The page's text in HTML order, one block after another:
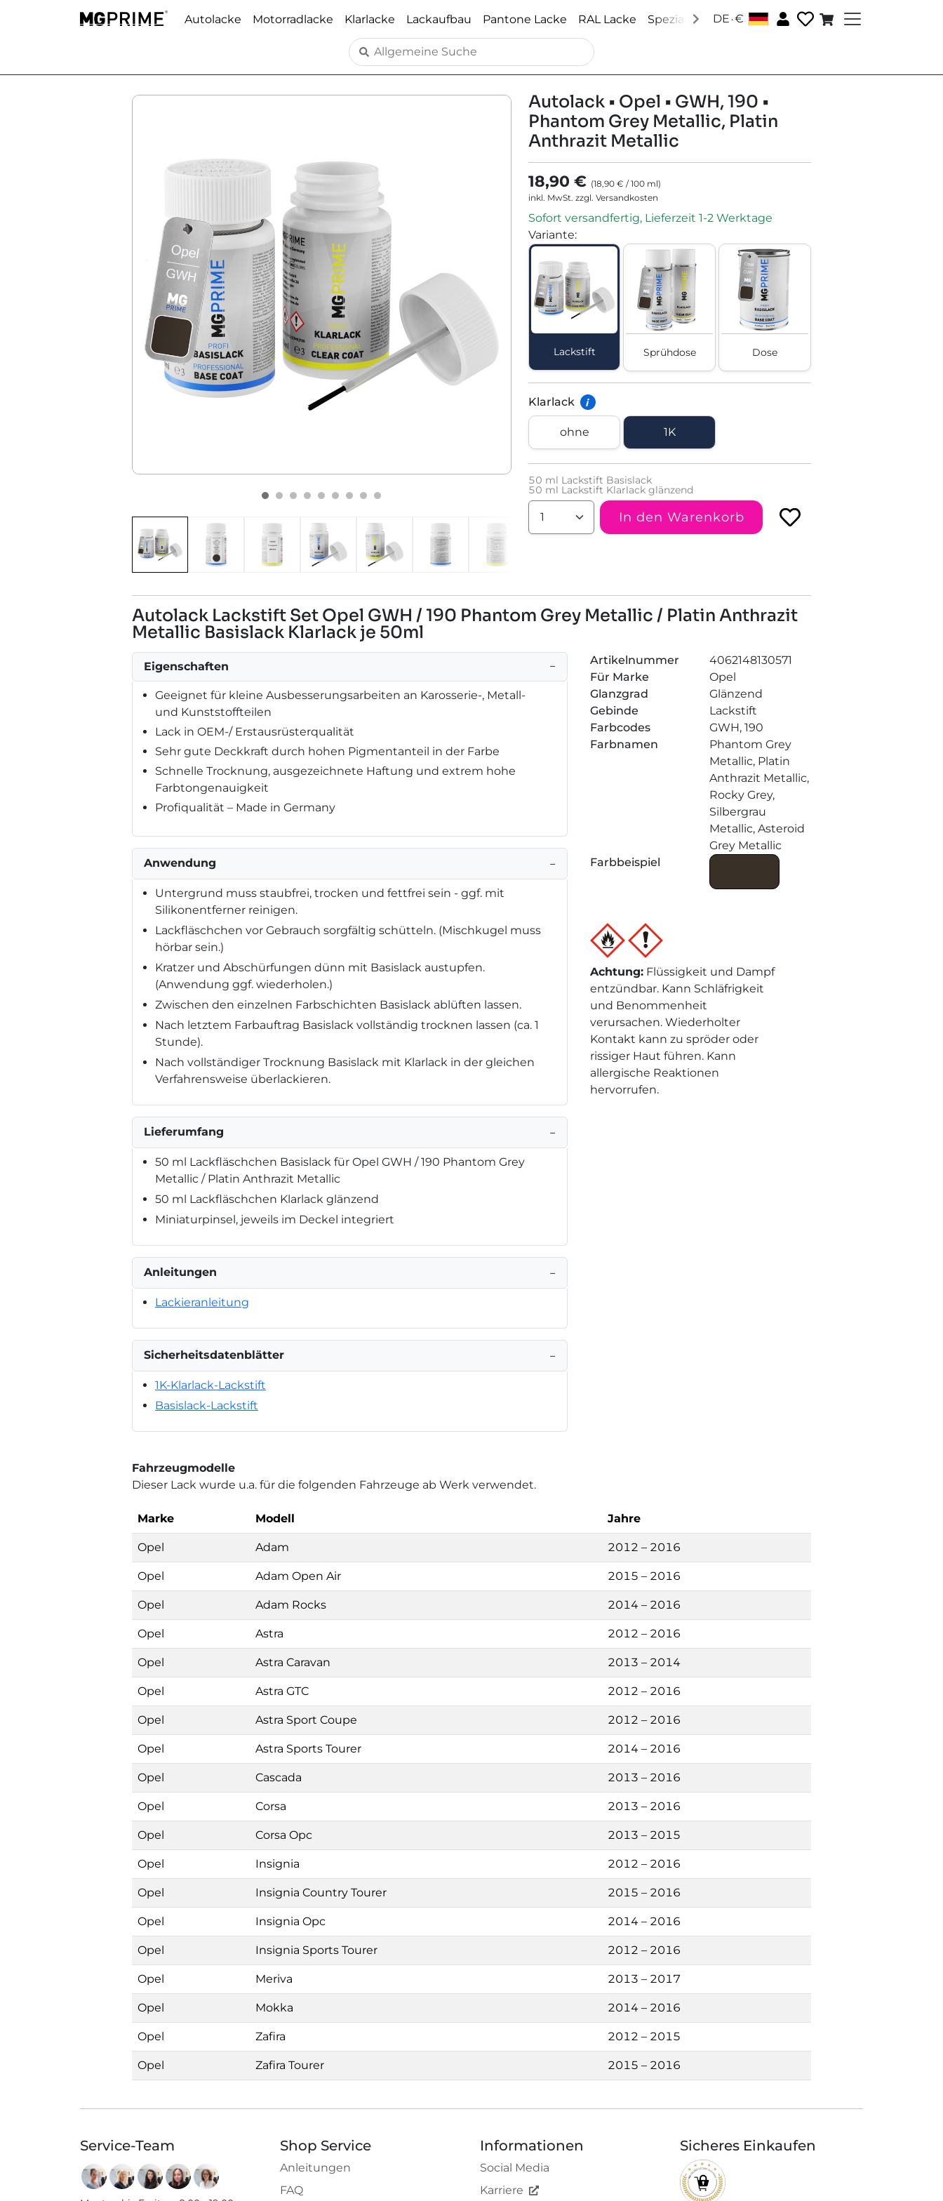
Autolacke Motorradlacke Klarlacke Lackaufbau Pantone Lacke RAL Lacke Speziallacke Zubehör │ Über uns Social Media
DE .€
Autolack • Opel • GWH, 190 •
Phantom Grey Metallic, Platin
Anthrazit Metallic
18,90 € (18,90 € /100 ml)
inkl. MwSt. zzgl. Versandkosten
Sofort versandfertig, Lieferzeit 1-2 Werktage
Variante:
Lackstift Sprühdose Dose
Klarlack i
ohne 1K
50 ml Lackstift Basislack
50 ml Lackstift Klarlack glänzend
In den Warenkorb
Autolack Lackstift Set Opel GWH / 190 Phantom Grey Metallic / Platin Anthrazit
Metallic Basislack Klarlack je 50ml
Eigenschaften −
Geeignet für kleine Ausbesserungsarbeiten an Karosserie-, Metall-
und Kunststoffteilen
Lack in OEM-/ Erstausrüsterqualität
Sehr gute Deckkraft durch hohen Pigmentanteil in der Farbe
Schnelle Trocknung, ausgezeichnete Haftung und extrem hohe
Farbtongenauigkeit
Profiqualität – Made in Germany
Anwendung −
Untergrund muss staubfrei, trocken und fettfrei sein - ggf. mit
Silikonentferner reinigen.
Lackfläschchen vor Gebrauch sorgfältig schütteln. (Mischkugel muss
hörbar sein.)
Kratzer und Abschürfungen dünn mit Basislack austupfen.
(Anwendung ggf. wiederholen.)
Zwischen den einzelnen Farbschichten Basislack ablüften lassen.
Nach letztem Farbauftrag Basislack vollständig trocknen lassen (ca. 1
Stunde).
Nach vollständiger Trocknung Basislack mit Klarlack in der gleichen
Verfahrensweise überlackieren.
Lieferumfang −
50 ml Lackfläschchen Basislack für Opel GWH / 190 Phantom Grey
Metallic / Platin Anthrazit Metallic
50 ml Lackfläschchen Klarlack glänzend
Miniaturpinsel, jeweils im Deckel integriert
Anleitungen −
Lackieranleitung
Sicherheitsdatenblätter −
1K-Klarlack-Lackstift
Basislack-Lackstift
Artikelnummer
4062148130571
Für Marke
Opel
Glanzgrad
Glänzend
Gebinde
Lackstift
Farbcodes
GWH, 190
Farbnamen
Phantom Grey
Metallic, Platin
Anthrazit Metallic,
Rocky Grey,
Silbergrau
Metallic, Asteroid
Grey Metallic
Farbbeispiel
Achtung: Flüssigkeit und Dampf
entzündbar. Kann Schläfrigkeit
und Benommenheit
verursachen. Wiederholter
Kontakt kann zu spröder oder
rissiger Haut führen. Kann
allergische Reaktionen
hervorrufen.
Fahrzeugmodelle
Dieser Lack wurde u.a. für die folgenden Fahrzeuge ab Werk verwendet.
Marke Modell Jahre
Opel Adam 2012 – 2016
Opel Adam Open Air 2015 – 2016
Opel Adam Rocks 2014 – 2016
Opel Astra 2012 – 2016
Opel Astra Caravan 2013 – 2014
Opel Astra GTC 2012 – 2016
Opel Astra Sport Coupe 2012 – 2016
Opel Astra Sports Tourer 2014 – 2016
Opel Cascada 2013 – 2016
Opel Corsa 2013 – 2016
Opel Corsa Opc 2013 – 2015
Opel Insignia 2012 – 2016
Opel Insignia Country Tourer 2015 – 2016
Opel Insignia Opc 2014 – 2016
Opel Insignia Sports Tourer 2012 – 2016
Opel Meriva 2013 – 2017
Opel Mokka 2014 – 2016
Opel Zafira 2012 – 2015
Opel Zafira Tourer 2015 – 2016
Service-Team Shop Service
Anleitungen
FAQ
Informationen
Social Media
Karriere
Sicheres Einkaufen